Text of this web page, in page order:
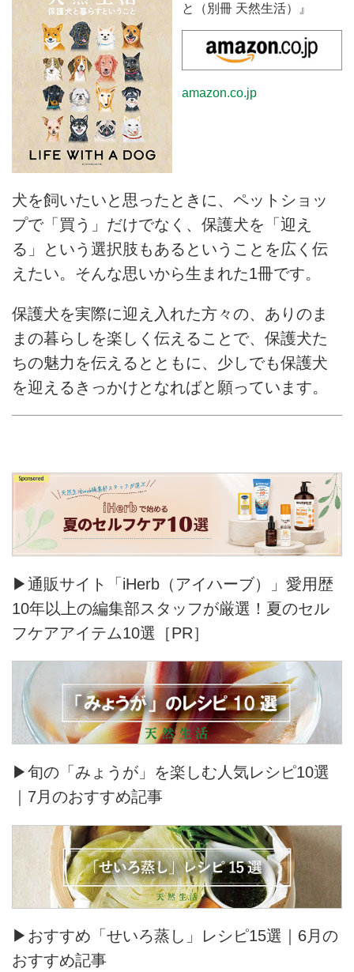
と（別冊 天然生活）』
amazon.co.jp
犬を飼いたいと思ったときに、ペットショッ
プで「買う」だけでなく、保護犬を「迎え
る」という選択肢もあるということを広く伝
えたい。そんな思いから生まれた1冊です。
保護犬を実際に迎え入れた方々の、ありのま
まの暮らしを楽しく伝えることで、保護犬た
ちの魅力を伝えるとともに、少しでも保護犬
を迎えるきっかけとなればと願っています。
▶通販サイト「iHerb（アイハーブ）」愛用歴
10年以上の編集部スタッフが厳選！夏のセル
フケアアイテム10選［PR］
▶旬の「みょうが」を楽しむ人気レシピ10選
｜7月のおすすめ記事
▶おすすめ「せいろ蒸し」レシピ15選｜6月の
おすすめ記事